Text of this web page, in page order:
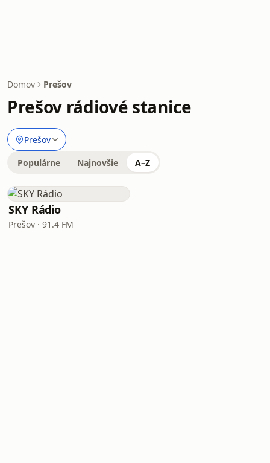
Domov Prešov
Prešov rádiové stanice
Prešov
Populárne Najnovšie A–Z
SKY Rádio
Prešov · 91.4 FM